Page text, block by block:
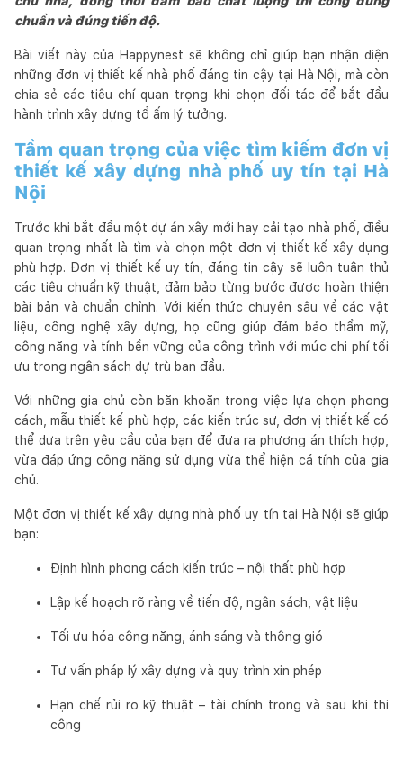
chuẩn và đúng tiến độ.
Bài viết này của Happynest sẽ không chỉ giúp bạn nhận diện
những đơn vị thiết kế nhà phố đáng tin cậy tại Hà Nội, mà còn
chia sẻ các tiêu chí quan trọng khi chọn đối tác để bắt đầu
hành trình xây dựng tổ ấm lý tưởng.
Tầm quan trọng của việc tìm kiếm đơn vị
thiết kế xây dựng nhà phố uy tín tại Hà
Nội
Trước khi bắt đầu một dự án xây mới hay cải tạo nhà phố, điều
quan trọng nhất là tìm và chọn một đơn vị thiết kế xây dựng
phù hợp. Đơn vị thiết kế uy tín, đáng tin cậy sẽ luôn tuân thủ
các tiêu chuẩn kỹ thuật, đảm bảo từng bước được hoàn thiện
bài bản và chuẩn chỉnh. Với kiến thức chuyên sâu về các vật
liệu, công nghệ xây dựng, họ cũng giúp đảm bảo thẩm mỹ,
công năng và tính bền vững của công trình với mức chi phí tối
ưu trong ngân sách dự trù ban đầu.
Với những gia chủ còn băn khoăn trong việc lựa chọn phong
cách, mẫu thiết kế phù hợp, các kiến trúc sư, đơn vị thiết kế có
thể dựa trên yêu cầu của bạn để đưa ra phương án thích hợp,
vừa đáp ứng công năng sử dụng vừa thể hiện cá tính của gia
chủ.
Một đơn vị thiết kế xây dựng nhà phố uy tín tại Hà Nội sẽ giúp
bạn:
Định hình phong cách kiến trúc – nội thất phù hợp
Lập kế hoạch rõ ràng về tiến độ, ngân sách, vật liệu
Tối ưu hóa công năng, ánh sáng và thông gió
Tư vấn pháp lý xây dựng và quy trình xin phép
Hạn chế rủi ro kỹ thuật – tài chính trong và sau khi thi
công